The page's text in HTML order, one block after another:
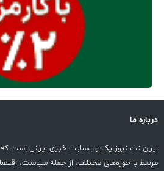
درباره ما
ایران نت نیوز یک وب‌سایت خبری ایرانی است
مرتبط با حوزه‌های مختلف، از جمله سیاست،